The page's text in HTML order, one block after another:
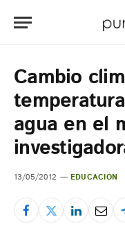
Cambio
agua en el
13/05/2012 EDUCACIÓN